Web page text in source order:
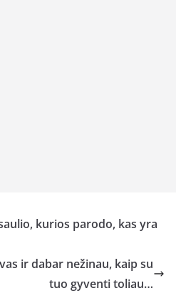
kurios parodo, kas yra
ir dabar nežinau, kaip su
tuo gyventi toliau…